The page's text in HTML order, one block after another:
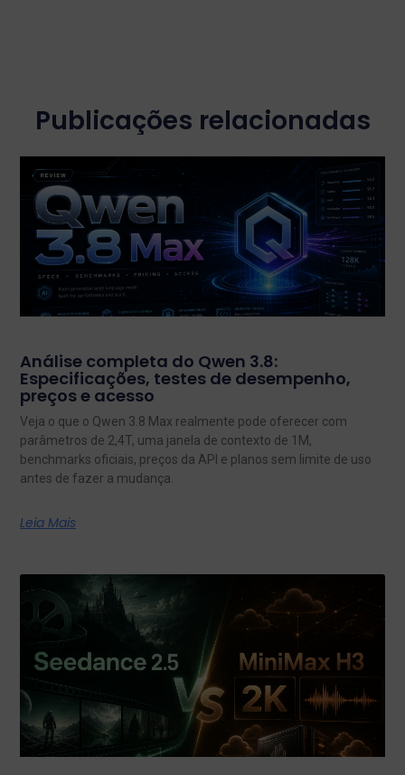
Publicações relacionadas
Análise completa do Qwen 3.8:
Especificações, testes de desempenho,
preços e acesso
Veja o que o Qwen 3.8 Max realmente pode oferecer com
parâmetros de 2,4T, uma janela de contexto de 1M,
benchmarks oficiais, preços da API e planos sem limite de uso
antes de fazer a mudança.
Leia Mais